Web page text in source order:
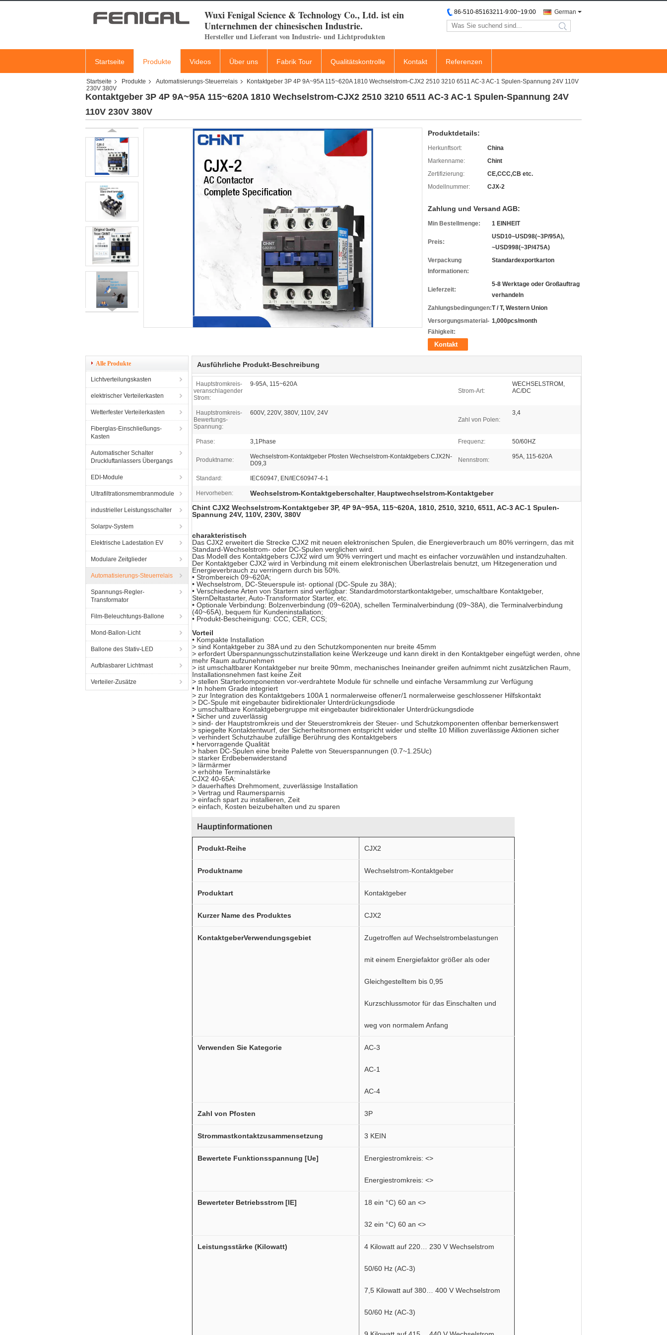
Wuxi Fenigal Science & Technology Co., Ltd. ist ein
Unternehmen der chinesischen Industrie.
Hersteller und Lieferant von Industrie- und Lichtprodukten
German
86-510-85163211-9:00~19:00
search
Startseite Produkte Videos Über uns Fabrik Tour Qualitätskontrolle Kontakt Referenzen
Startseite Produkte Automatisierungs-Steuerrelais
Kontaktgeber 3P 4P 9A~95A 115~620A 1810 Wechselstrom-CJX2 2510 3210 6511 AC-3 AC-1 Spulen-Spannung 24V 110V
230V 380V
Kontaktgeber 3P 4P 9A~95A 115~620A 1810 Wechselstrom-CJX2 2510 3210 6511 AC-3 AC-1 Spulen-Spannung 24V
110V 230V 380V
Produktdetails:
Herkunftsort:
China
Markenname:
Chint
Zertifizierung:
CE,CCC,CB etc.
Modellnummer:
CJX-2
Zahlung und Versand AGB:
Min Bestellmenge: 1 EINHEIT
Preis:
USD10~USD98(~3P/95A),
~USD998(~3P/475A)
Verpackung
Informationen:
Standardexportkarton
Lieferzeit:
5-8 Werktage oder Großauftrag
verhandeln
Zahlungsbedingungen:T / T, Western Union
Versorgungsmaterial-
Fähigkeit:
1,000pcs/month
Kontakt
Alle Produkte
Lichtverteilungskasten
elektrischer Verteilerkasten
Wetterfester Verteilerkasten
Fiberglas-Einschließungs-
Kasten
Automatischer Schalter
Druckluftanlassers Übergangs
EDI-Module
Ultrafiltrationsmembranmodule
industrieller Leistungsschalter
Solarpv-System
Elektrische Ladestation EV
Modulare Zeitglieder
Automatisierungs-Steuerrelais
Spannungs-Regler-
Transformator
Film-Beleuchtungs-Ballone
Mond-Ballon-Licht
Ballone des Stativ-LED
Aufblasbarer Lichtmast
Verteiler-Zusätze
Ausführliche Produkt-Beschreibung
Hauptstromkreis-
veranschlagender
Strom:
9-95A, 115~620A
Strom-Art:
WECHSELSTROM,
AC/DC
Hauptstromkreis-
Bewertungs-
Spannung:
600V, 220V, 380V, 110V, 24V
Zahl von Polen:
3,4
Phase: 3,1Phase Frequenz: 50/60HZ
Produktname:
Wechselstrom-Kontaktgeber Pfosten Wechselstrom-Kontaktgebers CJX2N-
D09,3
Nennstrom: 95A, 115-620A
Standard: IEC60947, EN/IEC60947-4-1
Hervorheben: Wechselstrom-Kontaktgeberschalter, Hauptwechselstrom-Kontaktgeber
Chint CJX2 Wechselstrom-Kontaktgeber 3P, 4P 9A~95A, 115~620A, 1810, 2510, 3210, 6511, AC-3 AC-1 Spulen-
Spannung 24V, 110V, 230V, 380V
charakteristisch
Das CJX2 erweitert die Strecke CJX2 mit neuen elektronischen Spulen, die Energieverbrauch um 80% verringern, das mit
Standard-Wechselstrom- oder DC-Spulen verglichen wird.
Das Modell des Kontaktgebers CJX2 wird um 90% verringert und macht es einfacher vorzuwählen und instandzuhalten.
Der Kontaktgeber CJX2 wird in Verbindung mit einem elektronischen Überlastrelais benutzt, um Hitzegeneration und
Energieverbrauch zu verringern durch bis 50%.
• Strombereich 09~620A;
• Wechselstrom, DC-Steuerspule ist- optional (DC-Spule zu 38A);
• Verschiedene Arten von Startern sind verfügbar: Standardmotorstartkontaktgeber, umschaltbare Kontaktgeber,
SternDeltastarter, Auto-Transformator Starter, etc.
• Optionale Verbindung: Bolzenverbindung (09~620A), schellen Terminalverbindung (09~38A), die Terminalverbindung
(40~65A), bequem für Kundeninstallation;
• Produkt-Bescheinigung: CCC, CER, CCS;
Vorteil
• Kompakte Installation
> sind Kontaktgeber zu 38A und zu den Schutzkomponenten nur breite 45mm
> erfordert Überspannungsschutzinstallation keine Werkzeuge und kann direkt in den Kontaktgeber eingefügt werden, ohne
mehr Raum aufzunehmen
> ist umschaltbarer Kontaktgeber nur breite 90mm, mechanisches Ineinander greifen aufnimmt nicht zusätzlichen Raum,
Installationsnehmen fast keine Zeit
> stellen Starterkomponenten vor-verdrahtete Module für schnelle und einfache Versammlung zur Verfügung
• In hohem Grade integriert
> zur Integration des Kontaktgebers 100A 1 normalerweise offener/1 normalerweise geschlossener Hilfskontakt
> DC-Spule mit eingebauter bidirektionaler Unterdrückungsdiode
> umschaltbare Kontaktgebergruppe mit eingebauter bidirektionaler Unterdrückungsdiode
• Sicher und zuverlässig
> sind- der Hauptstromkreis und der Steuerstromkreis der Steuer- und Schutzkomponenten offenbar bemerkenswert
> spiegelte Kontaktentwurf, der Sicherheitsnormen entspricht wider und stellte 10 Million zuverlässige Aktionen sicher
> verhindert Schutzhaube zufällige Berührung des Kontaktgebers
• hervorragende Qualität
> haben DC-Spulen eine breite Palette von Steuerspannungen (0.7~1.25Uc)
> starker Erdbebenwiderstand
> lärmärmer
> erhöhte Terminalstärke
CJX2 40-65A:
> dauerhaftes Drehmoment, zuverlässige Installation
> Vertrag und Raumersparnis
> einfach spart zu installieren, Zeit
> einfach, Kosten beizubehalten und zu sparen
Hauptinformationen
Produkt-Reihe CJX2
Produktname Wechselstrom-Kontaktgeber
Produktart Kontaktgeber
Kurzer Name des Produktes CJX2
KontaktgeberVerwendungsgebiet Zugetroffen auf Wechselstrombelastungen
mit einem Energiefaktor größer als oder
Gleichgestelltem bis 0,95
Kurzschlussmotor für das Einschalten und
weg von normalem Anfang
Verwenden Sie Kategorie AC-3
AC-1
AC-4
Zahl von Pfosten 3P
Strommastkontaktzusammensetzung 3 KEIN
Bewertete Funktionsspannung [Ue] Energiestromkreis: <>
Energiestromkreis: <>
Bewerteter Betriebsstrom [IE] 18 ein °C) 60 an <>
32 ein °C) 60 an <>
Leistungsstärke (Kilowatt) 4 Kilowatt auf 220… 230 V Wechselstrom
50/60 Hz (AC-3)
7,5 Kilowatt auf 380… 400 V Wechselstrom
50/60 Hz (AC-3)